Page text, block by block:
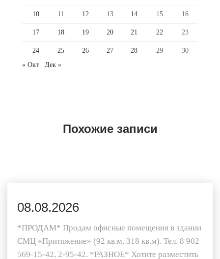
10 11 12 13 14 15 16
17 18 19 20 21 22 23
24 25 26 27 28 29
30
« Окт
Дек »
Похожие записи
08.08.2026
*ПРОДАМ* Продам офисные помещения в здании
СМЦ «Притяжение» (92 кв.м, 318 кв.м). Тел. 8 902
569-15-42, 2-95-42. *РАЗНОЕ* Хотите разместить